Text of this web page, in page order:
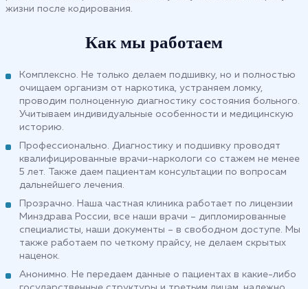
жизни после кодирования.
Как мы работаем
Комплексно. Не только делаем подшивку, но и полностью
очищаем организм от наркотика, устраняем ломку,
проводим полноценную диагностику состояния больного.
Учитываем индивидуальные особенности и медицинскую
историю.
Профессионально. Диагностику и подшивку проводят
квалифицированные врачи-наркологи со стажем не менее
5 лет. Также даем пациентам консультации по вопросам
дальнейшего лечения.
Прозрачно. Наша частная клиника работает по лицензии
Минздрава России, все наши врачи – дипломированные
специалисты, наши документы – в свободном доступе. Мы
также работаем по четкому прайсу, не делаем скрытых
наценок.
Анонимно. Не передаем данные о пациентах в какие-либо